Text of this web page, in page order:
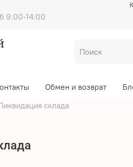
9:00-14:00
Обмен и возврат
склада